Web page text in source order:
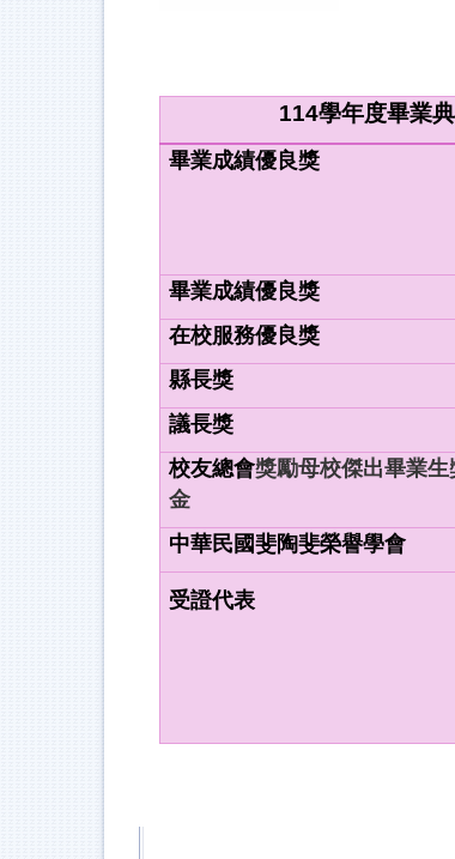
114學年度畢業
畢業成績優良獎
畢業成績優良獎
在校服務優良獎
縣長獎
議長獎
校友總會獎勵母校傑出畢業生
金
中華民國斐陶斐榮譽學會
受證代表